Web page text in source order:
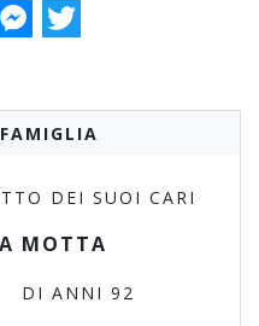
Messenger
Twitter
DEI SUOI CARI
MOTTA
DI ANNI 92